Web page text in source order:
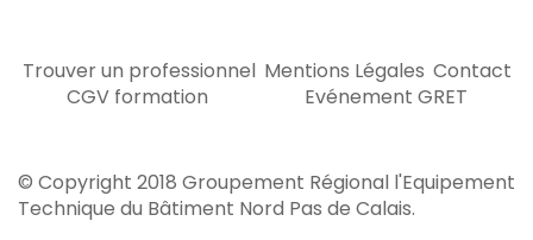
Trouver un professionnel Mentions Légales Contact
CGV formation
Evénement GRET
© Copyright 2018 Groupement Régional l'Equipement
Technique du Bâtiment Nord Pas de Calais.